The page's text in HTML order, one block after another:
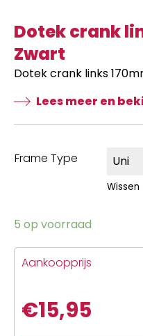
Dotek crank
Zwart
Dotek crank links
Lees meer en
Frame Type
Wissen
5 op voorraad
Aankoopprijs
€15,95